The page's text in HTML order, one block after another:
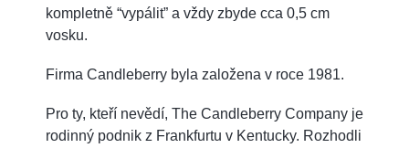
kompletně “vypálit” a vždy zbyde cca 0,5 cm
vosku.
Firma Candleberry byla založena v roce 1981.
Pro ty, kteří nevědí, The Candleberry Company je
rodinný podnik z Frankfurtu v Kentucky. Rozhodli